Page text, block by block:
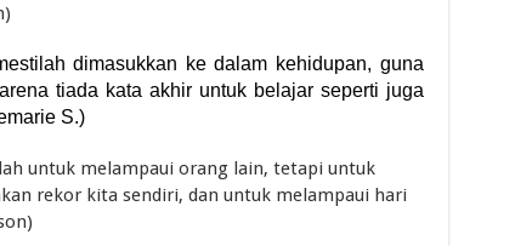
dimasukkan ke dalam kehidupan, guna
tiada kata akhir untuk belajar seperti juga
S.)
untuk melampaui orang lain, tetapi untuk
rekor kita sendiri, dan untuk melampaui hari